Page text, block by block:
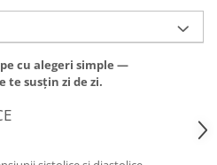
cu alegeri simple —
te susțin zi de zi.